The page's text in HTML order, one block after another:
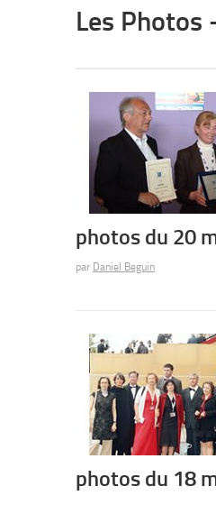
Les Photos
photos du 20
par Daniel Beguin
photos du 18